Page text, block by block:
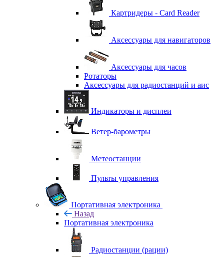
Картридеры - Card Reader
Аксессуары для навигаторов
Аксессуары для часов
Ротаторы
Аксессуары для радиостанций и аис
Индикаторы и дисплеи
Ветер-барометры
Метеостанции
Пульты управления
Портативная электроника
Назад
Портативная электроника
Радиостанции (рации)